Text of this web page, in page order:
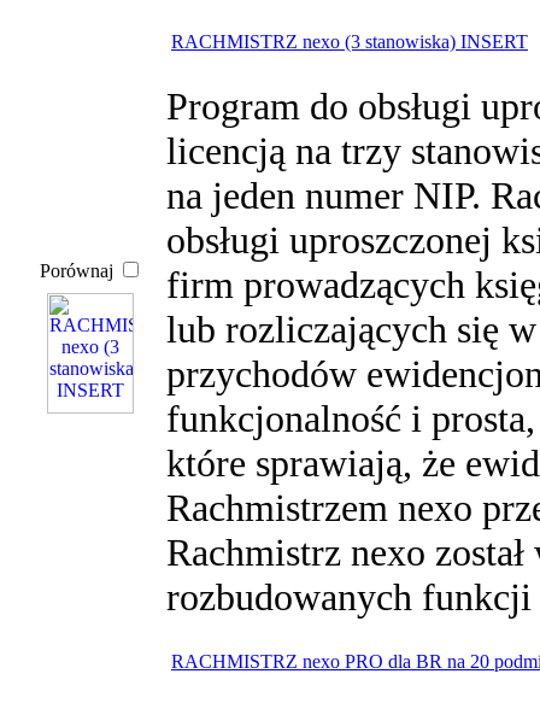
Porównaj
RACHMISTRZ nexo (3 stanowiska) INSERT
Program do obsługi
licencją na trzy
na jeden numer NIP.
obsługi uproszczonej
firm prowadzących
lub rozliczających się
przychodów
funkcjonalność i
które sprawiają, że
Rachmistrzem nexo
Rachmistrz nexo
rozbudowanych
RACHMISTRZ nexo PRO dla BR na 20